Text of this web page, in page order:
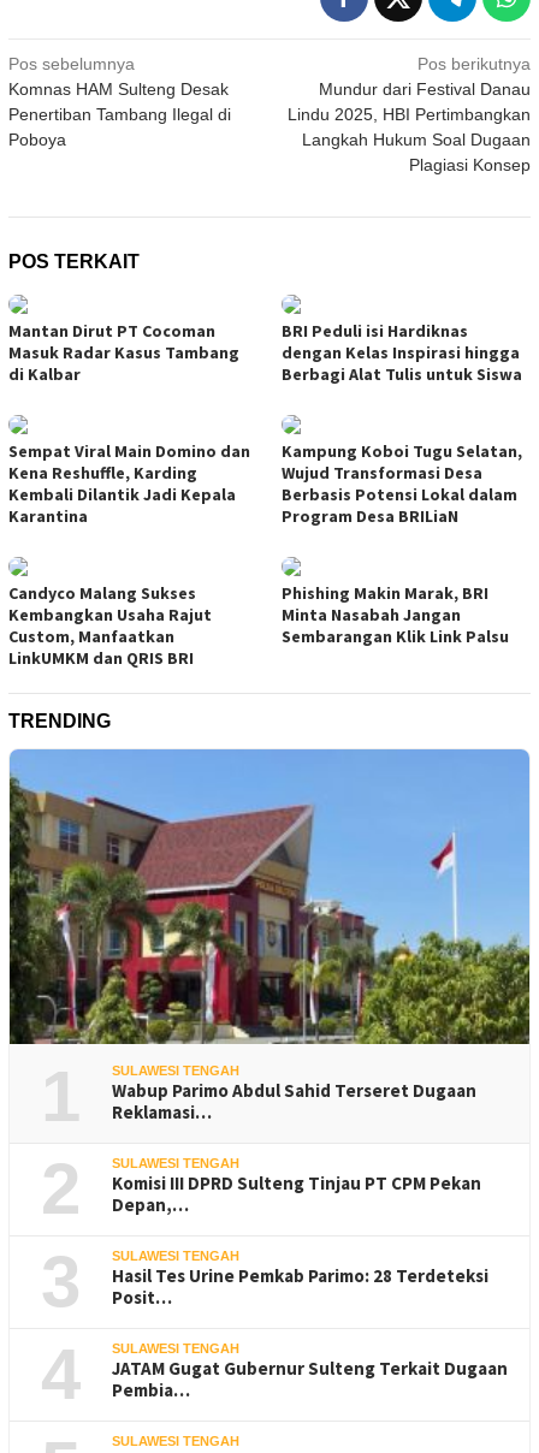
Navigasi
pos
Pos sebelumnya
Komnas HAM Sulteng Desak
Penertiban Tambang Ilegal di
Poboya
Pos berikutnya
Mundur dari Festival Danau
Lindu 2025, HBI Pertimbangkan
Langkah Hukum Soal Dugaan
Plagiasi Konsep
POS TERKAIT
Mantan Dirut PT Cocoman
Masuk Radar Kasus Tambang
di Kalbar
BRI Peduli isi Hardiknas
dengan Kelas Inspirasi hingga
Berbagi Alat Tulis untuk Siswa
Sempat Viral Main Domino dan
Kena Reshuffle, Karding
Kembali Dilantik Jadi Kepala
Karantina
Kampung Koboi Tugu Selatan,
Wujud Transformasi Desa
Berbasis Potensi Lokal dalam
Program Desa BRILiaN
Candyco Malang Sukses
Kembangkan Usaha Rajut
Custom, Manfaatkan
LinkUMKM dan QRIS BRI
Phishing Makin Marak, BRI
Minta Nasabah Jangan
Sembarangan Klik Link Palsu
TRENDING
1 SULAWESI TENGAH
Wabup Parimo Abdul Sahid Terseret Dugaan
Reklamasi…
2 SULAWESI TENGAH
Komisi III DPRD Sulteng Tinjau PT CPM Pekan
Depan,…
3 SULAWESI TENGAH
Hasil Tes Urine Pemkab Parimo: 28 Terdeteksi
Posit…
4 SULAWESI TENGAH
JATAM Gugat Gubernur Sulteng Terkait Dugaan
Pembia…
SULAWESI TENGAH